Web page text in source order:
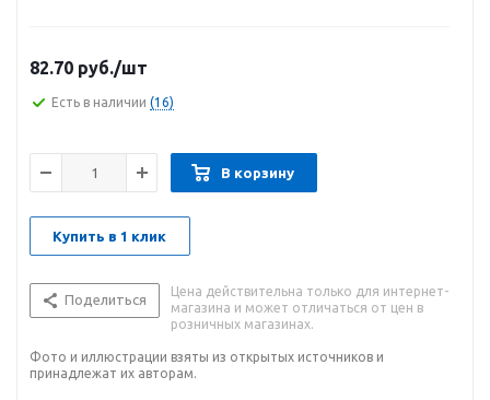
82.70 руб./шт
Есть в наличии (16)
В корзину
Купить в 1 клик
Поделиться
Цена действительна только для интернет-
магазина и может отличаться от цен в
розничных магазинах.
Фото и иллюстрации взяты из открытых источников и
принадлежат их авторам.